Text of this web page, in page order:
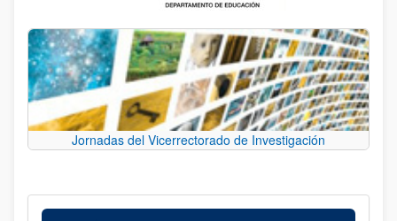
Jornadas del Vicerrectorado de Investigación